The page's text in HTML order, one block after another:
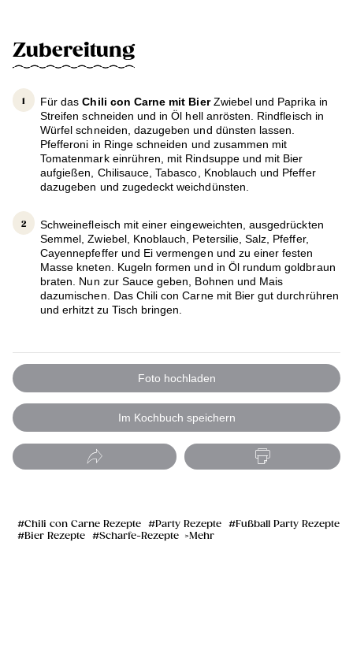
Zubereitung
Für das Chili con Carne mit BierZwiebel und Paprika in
Streifen schneiden und in Öl hell anrösten. Rindfleisch in
Würfel schneiden, dazugeben und dünsten lassen.
Pfefferoni in Ringe schneiden und zusammen mit
Tomatenmark einrühren, mit Rindsuppe und mit Bier
aufgießen, Chilisauce, Tabasco, Knoblauch und Pfeffer
dazugeben und zugedeckt weichdünsten.
Schweinefleisch mit einer eingeweichten, ausgedrückten
Semmel, Zwiebel, Knoblauch, Petersilie, Salz, Pfeffer,
Cayennepfeffer und Ei vermengen und zu einer festen
Masse kneten. Kugeln formen und in Öl rundum goldbraun
braten. Nun zur Sauce geben, Bohnen und Mais
dazumischen. Das Chili con Carne mit Bier gut durchrühren
und erhitzt zu Tisch bringen.
Foto hochladen
Im Kochbuch speichern
Chili con Carne Rezepte Party Rezepte
Fußball Party Rezepte
Bier Rezepte
Scharfe-Rezepte Mehr